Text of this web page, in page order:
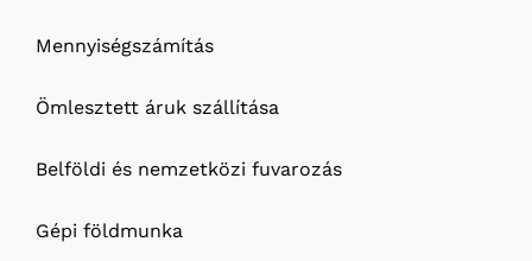
Mennyiségszámítás
Ömlesztett áruk szállítása
Belföldi és nemzetközi fuvarozás
Gépi földmunka